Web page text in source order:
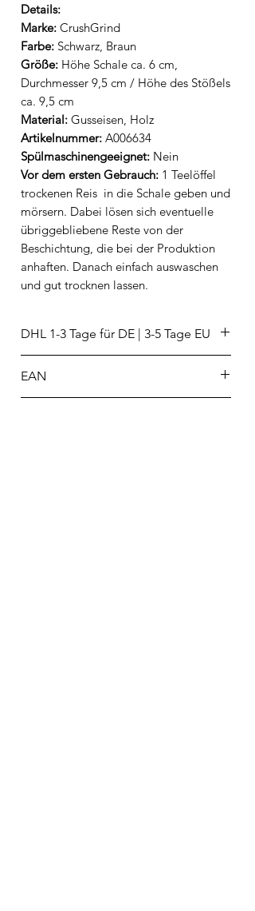
Details:
Marke: CrushGrind
Farbe: Schwarz, Braun
Größe: Höhe Schale ca. 6 cm,
Durchmesser 9,5 cm / Höhe des Stößels
ca. 9,5 cm
Material: Gusseisen, Holz
Artikelnummer: A006634
Spülmaschinengeeignet: Nein
Vor dem ersten Gebrauch: 1 Teelöffel
trockenen Reis in die Schale geben und
mörsern. Dabei lösen sich eventuelle
übriggebliebene Reste von der
Beschichtung, die bei der Produktion
anhaften. Danach einfach auswaschen
und gut trocknen lassen.
DHL 1-3 Tage für DE | 3-5 Tage EU
EAN